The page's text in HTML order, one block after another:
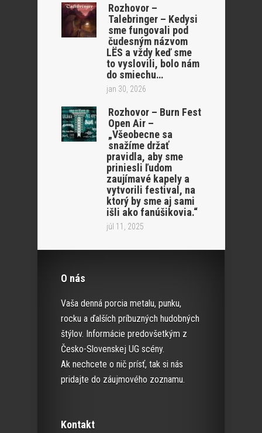
Rozhovor –
Talebringer – Kedysi
sme fungovali pod
čudesným názvom
LËS a vždy keď sme
to vyslovili, bolo nám
do smiechu…
jan 30, 2026
Rozhovor – Burn Fest
Open Air –
„Všeobecne sa
snažíme držať
pravidla, aby sme
priniesli ľudom
zaujímavé kapely a
vytvorili festival, na
ktorý by sme aj sami
išli ako fanúšikovia.“
júl 11, 2025
O nás
Vaša denná porcia metalu, punku,
rocku a ďalších príbuzných hudobných
štýlov. Informácie predovšetkým z
Česko-Slovenskej UG scény.
Ak nechcete o nič prísť, tak si nás
pridajte do záujmového zoznamu.
Kontakt